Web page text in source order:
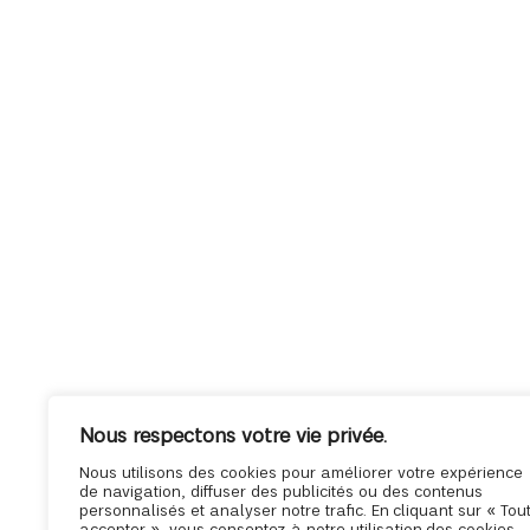
Nous respectons votre vie privée.
Nous utilisons des cookies pour améliorer votre expérience
de navigation, diffuser des publicités ou des contenus
personnalisés et analyser notre trafic. En cliquant sur « Tout